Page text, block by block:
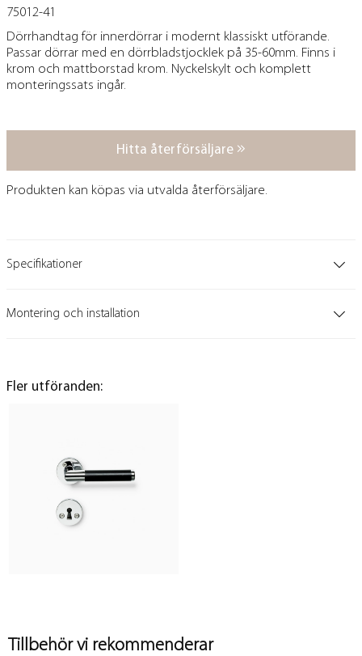
75012-41
Dörrhandtag för innerdörrar i modernt klassiskt utförande.
Passar dörrar med en dörrbladstjocklek på 35-60mm. Finns i
krom och mattborstad krom. Nyckelskylt och komplett
monteringssats ingår.
Hitta återförsäljare
Produkten kan köpas via utvalda återförsäljare.
Specifikationer
Montering och installation
Fler utföranden:
Tillbehör vi rekommenderar